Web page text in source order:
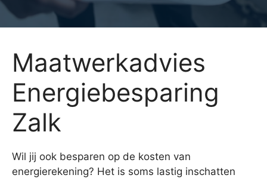
Maatwerkadvies
Energiebesparing
Zalk
Wil jij ook besparen op de kosten van
energierekening? Het is soms lastig inschatten